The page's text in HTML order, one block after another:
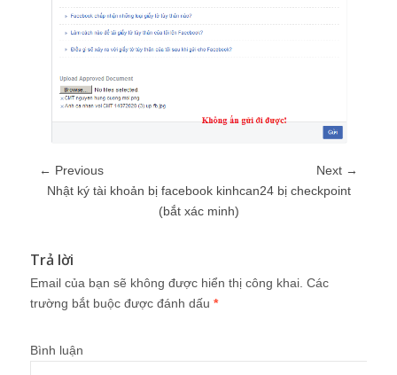
← Previous
Next →
Nhật ký tài khoản bị facebook kinhcan24 bị checkpoint
(bắt xác minh)
Trả lời
Email của bạn sẽ không được hiển thị công khai. Các
trường bắt buộc được đánh dấu *
Bình luận